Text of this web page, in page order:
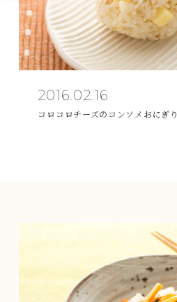
2016.02.16
コロコロチーズのコンソメおにぎり